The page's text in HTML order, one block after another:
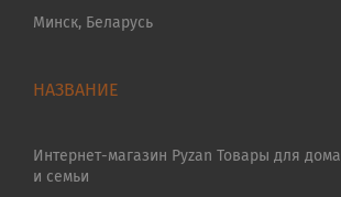
Минск, Беларусь
Интернет-магазин Pyzan Товары для дома
и семьи